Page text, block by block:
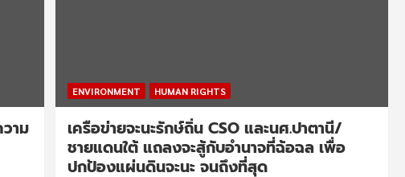
าม
ENVIRONMENT HUMAN RIGHTS
เครือข่ายจะนะรักษ์ถิ่น CSO และนศ.ปาตานี/
ชายแดนใต้ แถลงจะสู้กับอำนาจที่ฉ้อฉล เพื่อ
ปกป้องแผ่นดินจะนะ จนถึงที่สุด